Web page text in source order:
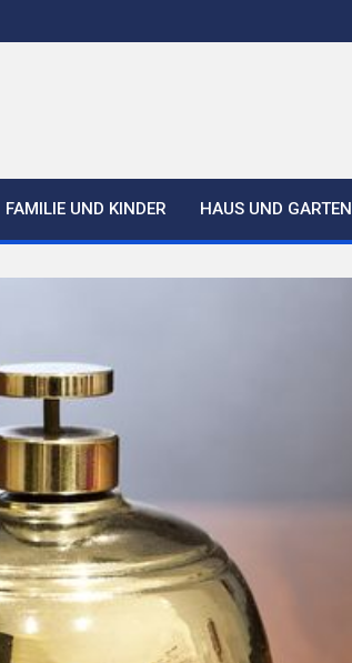
FAMILIE UND KINDER HAUS UND GARTEN